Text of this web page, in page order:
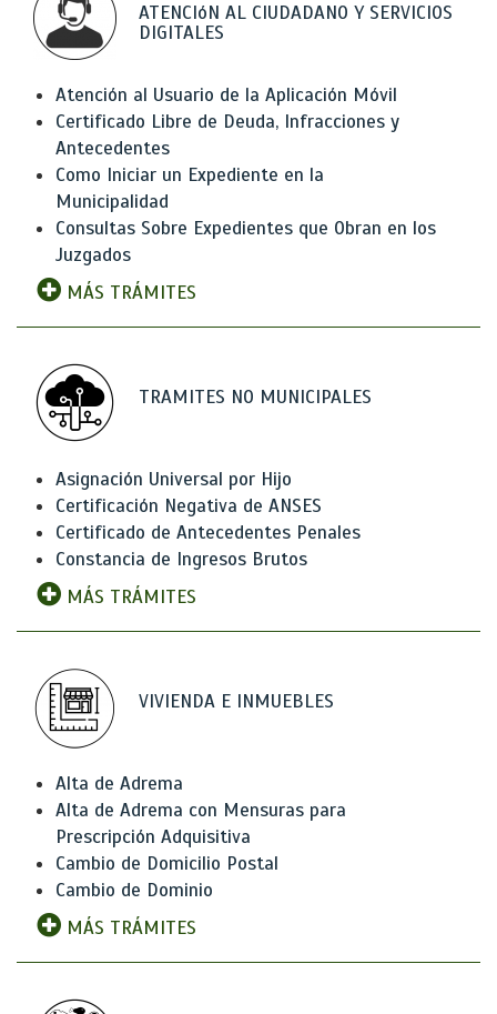
ATENCIóN AL CIUDADANO Y SERVICIOS
DIGITALES
Atención al Usuario de la Aplicación Móvil
Certificado Libre de Deuda, Infracciones y
Antecedentes
Como Iniciar un Expediente en la
Municipalidad
Consultas Sobre Expedientes que Obran en los
Juzgados
MÁS TRÁMITES
TRAMITES NO MUNICIPALES
Asignación Universal por Hijo
Certificación Negativa de ANSES
Certificado de Antecedentes Penales
Constancia de Ingresos Brutos
MÁS TRÁMITES
VIVIENDA E INMUEBLES
Alta de Adrema
Alta de Adrema con Mensuras para
Prescripción Adquisitiva
Cambio de Domicilio Postal
Cambio de Dominio
MÁS TRÁMITES